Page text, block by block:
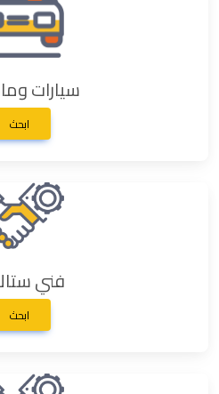
سيارات
ابحث
فني
ابحث